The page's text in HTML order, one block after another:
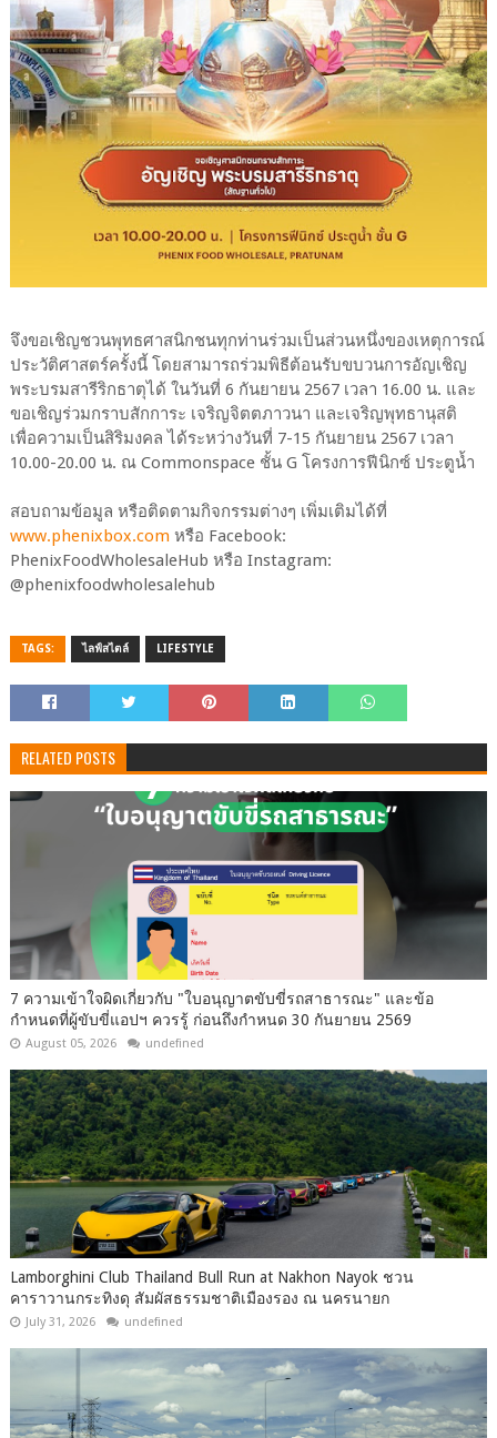
จึงขอเชิญชวนพุทธศาสนิกชนทุกท่านร่วมเป็นส่วนหนึ่งของเหตุการณ์
ประวัติศาสตร์ครั้งนี้ โดยสามารถร่วมพิธีต้อนรับขบวนการอัญเชิญ
พระบรมสารีริกธาตุได้ ในวันที่ 6 กันยายน 2567 เวลา 16.00 น. และ
ขอเชิญร่วมกราบสักการะ เจริญจิตตภาวนา และเจริญพุทธานุสติ
เพื่อความเป็นสิริมงคล ได้ระหว่างวันที่ 7-15 กันยายน 2567 เวลา
10.00-20.00 น. ณ Commonspace ชั้น G โครงการฟีนิกซ์ ประตูน้ำ
สอบถามข้อมูล หรือติดตามกิจกรรมต่างๆ เพิ่มเติมได้ที่
www.phenixbox.comหรือ Facebook:
PhenixFoodWholesaleHub หรือ Instagram:
@phenixfoodwholesalehub
TAGS: ไลฟ์สไตล์ LIFESTYLE
RELATED POSTS
7 ความเข้าใจผิดเกี่ยวกับ "ใบอนุญาตขับขี่รถสาธารณะ" และข้อ
กำหนดที่ผู้ขับขี่แอปฯ ควรรู้ ก่อนถึงกำหนด 30 กันยายน 2569
August 05, 2026 undefined
Lamborghini Club Thailand Bull Run at Nakhon Nayok ชวน
คาราวานกระทิงดุ สัมผัสธรรมชาติเมืองรอง ณ นครนายก
July 31, 2026 undefined